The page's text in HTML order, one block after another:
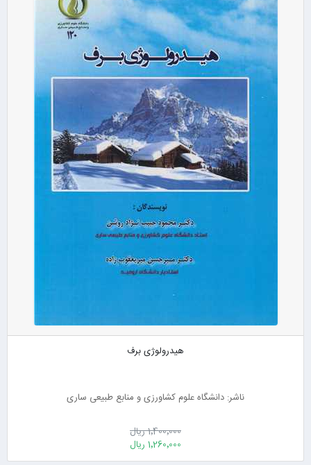
هیدرولوژی برف
ناشر: دانشگاه علوم کشاورزی و منابع طبیعی ساری
1٬400٬000 ریال
1٬260٬000 ریال